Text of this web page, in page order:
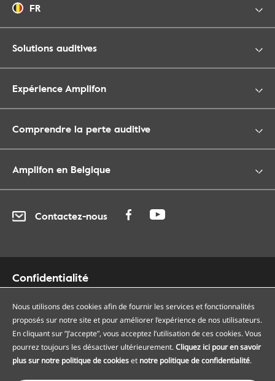
FR
Solutions auditives
Expérience Amplifon
Comprendre la perte auditive
Amplifon en Belgique
Contactez-nous
Confidentialité
Accessibilité
Plan du site
Nos centres auditifs
Nos points de services
Nous utilisons des cookies afin de fournir les services et fonctionnalités
proposés sur notre site et pour améliorer l’expérience de nos utilisateurs.
En cliquant sur ”J’accepte”, vous acceptez l’utilisation de ces cookies. Vous
pourrez toujours les désactiver ultérieurement.Cliquez ici pour en savoir
plus sur notre politique de cookieset notre politique de confidentialité.